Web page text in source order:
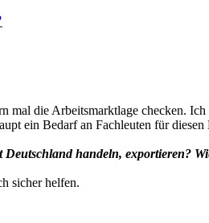
die Arbeitsmarktlage checken.
ein Bedarf an Fachleuten für diesen
handeln, exportieren?
sicher helfen.